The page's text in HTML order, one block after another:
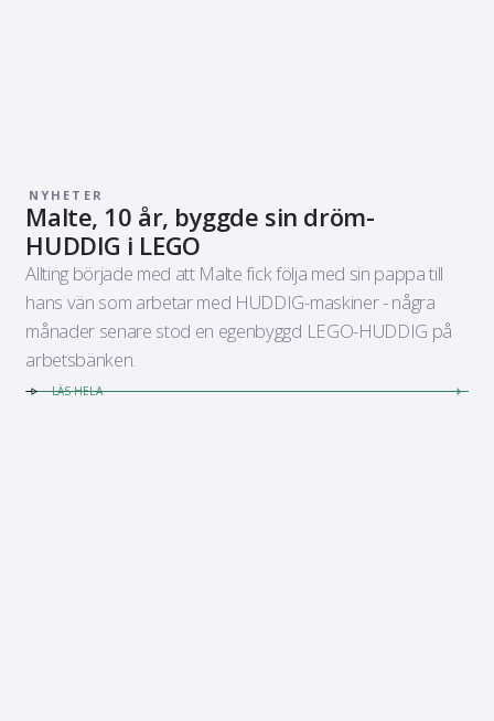
NYHETER
Malte, 10 år, byggde sin dröm-
HUDDIG i LEGO
Allting började med att Malte fick följa med sin pappa till
hans vän som arbetar med HUDDIG-maskiner - några
månader senare stod en egenbyggd LEGO-HUDDIG på
arbetsbänken.
LÄS HELA